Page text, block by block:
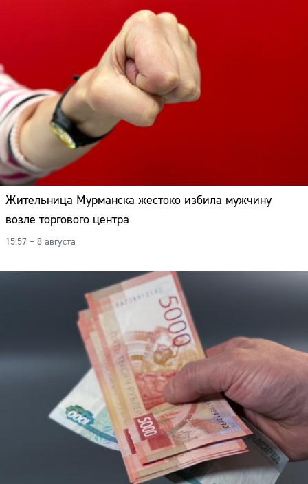
Жительница Мурманска жестоко избила мужчину
возле торгового центра
15:57 – 8 августа